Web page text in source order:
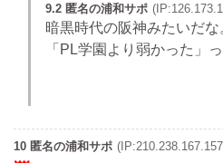
9.2 匿名の浦和サポ
暗黒時代の阪神みたいだな
「PL学園より弱かった」
10 匿名の浦和サポ